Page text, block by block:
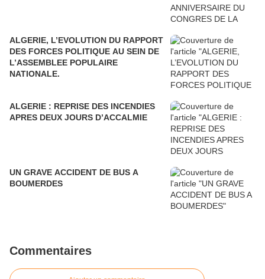
ALGERIE, L’EVOLUTION DU RAPPORT
DES FORCES POLITIQUE AU SEIN DE
L’ASSEMBLEE POPULAIRE
NATIONALE.
ALGERIE : REPRISE DES INCENDIES
APRES DEUX JOURS D’ACCALMIE
UN GRAVE ACCIDENT DE BUS A
BOUMERDES
Commentaires